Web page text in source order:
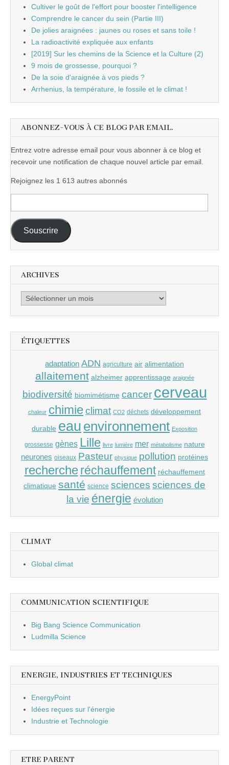
Cultiver le goût de l'effort pour booster l'intelligence
Comprendre le cancer du sein (Partie III)
De jolies araignées : jaunes ou roses et sans toile !
La radioactivité expliquée aux enfants
[2019] Sur les chemins de la Science et la Culture (2)
9 mois de grossesse, pourquoi ?
De la soie d'araignée à vos pieds ?
Arrhenius, la température, le fossile et le climat !
ABONNEZ-VOUS À CE BLOG PAR EMAIL.
Entrez votre adresse email pour vous abonner à ce blog et
recevoir une notification de chaque nouvel article par email.
Rejoignez les 1 613 autres abonnés
e-
mail :
Souscrire
ARCHIVES
Archives
ÉTIQUETTES
adaptation ADN agriculture air alimentation
allaitement alzheimer apprentissage araignée
biodiversité biomimétisme cancer cerveau
chaleur chimieclimat CO2 déchets développement
durable eau environnement Exposition
grossesse gènes Lille livre lumière mer métabolisme nature
neurones oiseaux Pasteur physique pollution protéines
recherche réchauffement réchauffement
climatique santé science sciences sciences de
la vie énergie évolution
CLIMAT
Global climat
COMMUNICATION SCIENTIFIQUE
Big Bang Science Communication
Ludmilla Science
ENERGIE, INDUSTRIES ET TECHNIQUES
EnergyPoint
Idées reçues sur l'énergie
Industrie et Technologie
ETRE PARENT